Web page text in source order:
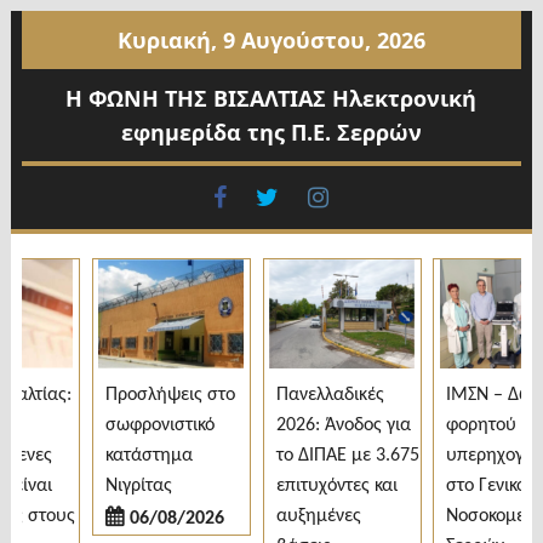
περιεχόμενο
Κυριακή, 9 Αυγούστου, 2026
Η ΦΩΝΗ ΤΗΣ ΒΙΣΑΛΤΙΑΣ Ηλεκτρονική
εφημερίδα της Π.Ε. Σερρών
facebook
twitter
στους
Προσλήψεις στο
σωφρονιστικό
κατάστημα
Νιγρίτας
06/08/2026
Πανελλαδικές
2026: Άνοδος για
το ΔΙΠΑΕ με 3.675
επιτυχόντες και
αυξημένες
ΙΜΣΝ – Δωρεά
φορητού
στο Γενικό
Νοσοκομείο